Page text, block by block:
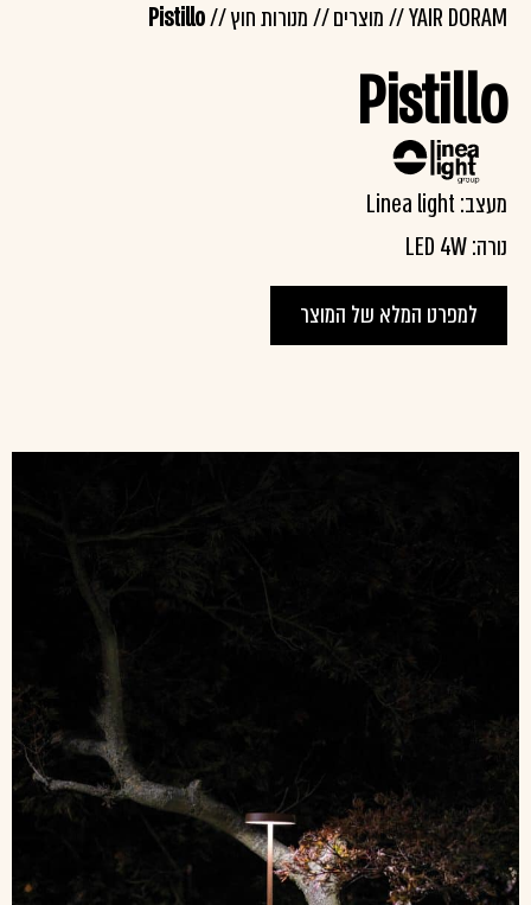
YAIR DORAM
//מוצרים//מנורות חוץ//
Pistillo
Pistillo
מעצב: Linea light
נורה: LED 4W
למפרט המלא של המוצר